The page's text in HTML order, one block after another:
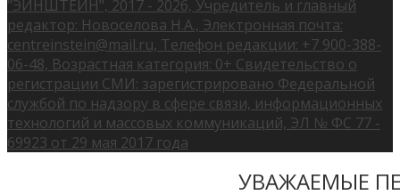
"ЭЙНШТЕЙН", 2017 - 2026, Учредитель и главный
редактор: Новоселова Н.А., Электронная почта:
centreinstein@mail.ru, Телефон редакции: +7 900-388-
06-48, Возрастная категория: 0+ Свидетельство о
регистрации СМИ: зарегистрировано Федеральной
службой по надзору в сфере связи, информационных
технологий и массовых коммуникаций, ЭЛ № ФС 77 -
69923 от 29 мая 2017 года
УВАЖАЕМЫЕ